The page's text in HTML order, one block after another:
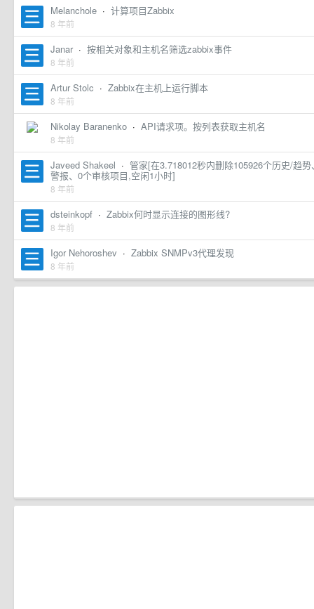
Melanchole · 计算项目Zabbix
8 年前
Janar · 按相关对象和主机名筛选zabbix事件
8 年前
Artur Stolc · Zabbix在主机上运行脚本
8 年前
Nikolay Baranenko · API请求项。按列表获取主机名
8 年前
Javeed Shakeel · 管家[在3.718012秒内删除105926个历史/趋
警报、0个审核项目,空闲1小时]
8 年前
dsteinkopf · Zabbix何时显示连接的图形线?
8 年前
Igor Nehoroshev · Zabbix SNMPv3代理发现
8 年前